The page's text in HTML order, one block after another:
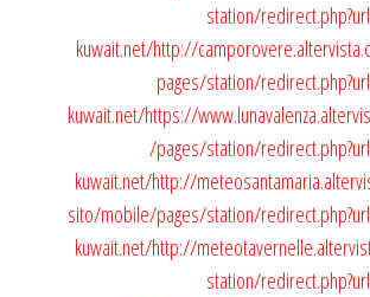
station/
kuwait.net/http://
pages/station/
kuwait.net/https://
/pages/station/
kuwait.net/http://
sito/mobile/pages/station/
kuwait.net/http://
station/